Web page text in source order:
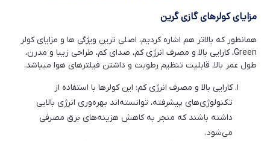
مزایای کولرهای گازی گرین
همانطور که بالاتر هم اشاره کردیم، اصلی ترین ویژگی ها و مزایای کولر
Green، کارایی بالا و مصرف انرژی کم، صدای کم، طراحی زیبا و مدرن،
طول عمر بالا، قابلیت تنظیم رطوبت و داشتن فیلترهای هوا میباشد.
کارایی بالا و مصرف انرژی کم؛ این کولرها با استفاده از
تکنولوژی‌های پیشرفته، توانسته‌اند بهره‌وری انرژی بالایی
داشته باشند که منجر به کاهش هزینه‌های برق مصرفی
می‌شود.